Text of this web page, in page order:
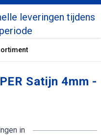
leveringen tijdens
unieke verkoopargumenten
Satijn 4mm -
in